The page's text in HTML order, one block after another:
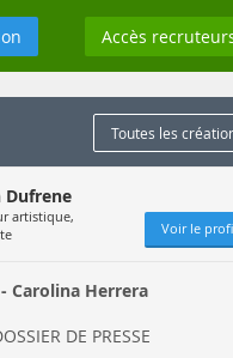
Accès
Toutes les
Dufrene
artistique,
Voir le
- Carolina Herrera
DE PRESSE